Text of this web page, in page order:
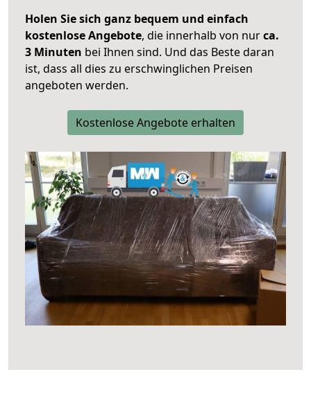
Holen Sie sich ganz bequem und einfach
kostenlose Angebote, die innerhalb von nurca.
3 Minuten bei Ihnen sind. Und das Beste daran
ist, dass all dies zu erschwinglichen Preisen
angeboten werden.
Kostenlose Angebote erhalten